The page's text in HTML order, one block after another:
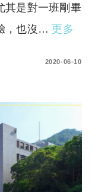
其是對一班剛畢
，也沒… 更多
2020-06-10